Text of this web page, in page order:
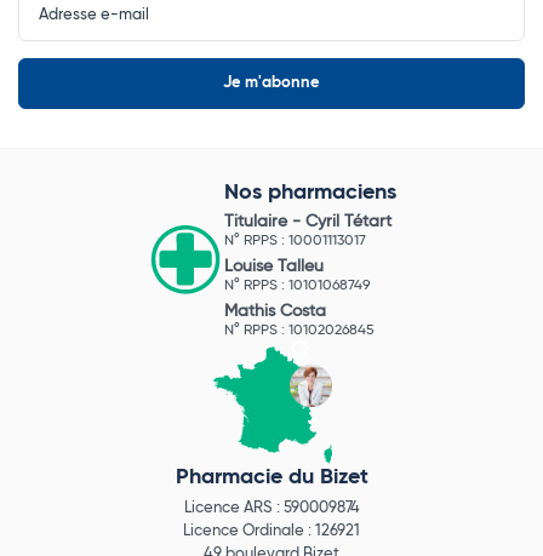
Newsletter
Nos pharmaciens
Titulaire - Cyril Tétart
N° RPPS : 10001113017
Louise Talleu
N° RPPS : 10101068749
Mathis Costa
N° RPPS : 10102026845
Pharmacie du Bizet
Licence ARS : 590009874
Licence Ordinale : 126921